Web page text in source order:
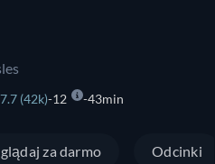
7.7 (42k) 12 43min
za darmo Odcinki